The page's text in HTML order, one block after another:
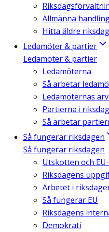
Allmänna
Hitta äldre
Ledamöter & partier
Ledamöter & partier
Ledamöterna
Så arbetar
Ledamöternas
Partierna i
Så arbetar
Så fungerar riksdagen
Så fungerar riksdagen
Utskotten och
Riksdagens
Arbetet i
Så fungerar EU
Riksdagens
Demokrati